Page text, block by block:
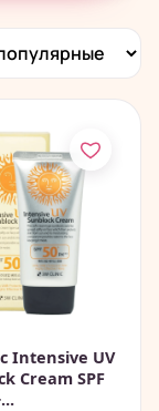
Intensive UV
Cream SPF